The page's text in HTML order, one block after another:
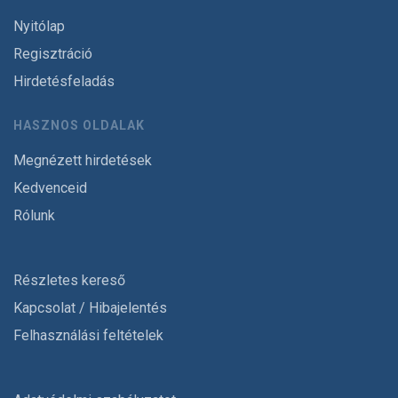
Nyitólap
Regisztráció
Hirdetésfeladás
HASZNOS OLDALAK
Megnézett hirdetések
Kedvenceid
Rólunk
Részletes kereső
Kapcsolat / Hibajelentés
Felhasználási feltételek